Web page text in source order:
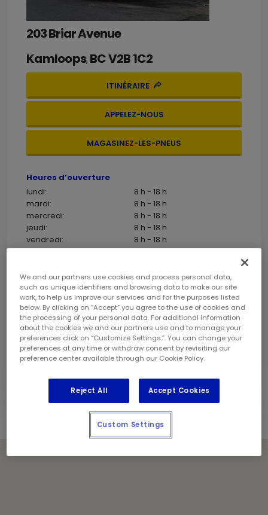
203 Briar Avenue
Kamloops, BCV2B 1C2
ITINÉRAIRE
APPELEZ-NOUS
MAGASINEZ-LES-PNEUS
Heures d’ouverture
lundi:
8 h - 18 h
mardi:
8 h - 18 h
mercredi:
8 h - 18 h
jeudi:
8 h - 18 h
vendredi:
8 h - 18 h
samedi:
8 h - 18 h
Coordonnées
Téléphone:
(250) 376 6116
Gérant de magasin:
Julian Merry
Géré et exploité localement par :
Resilient Management (West) Corp.
Jours fériés
Communiquez avec le centre pour les heures de
service.
We and our partners use cookies and process personal data,
such as unique identifiers and browsing data to make our site
work, to help us improve our services and for the purposes listed
below. By clicking on “Accept” you agree to the use of cookies and
the processing of your personal data. For additional information
about the cookies we and our partners use and to manage your
preferences click on “Customize Settings.”. You can change your
preferences at any time or withdraw consent by revisiting our
preference center available through our Cookie Policy.
Reject All Accept Cookies
Custom Settings